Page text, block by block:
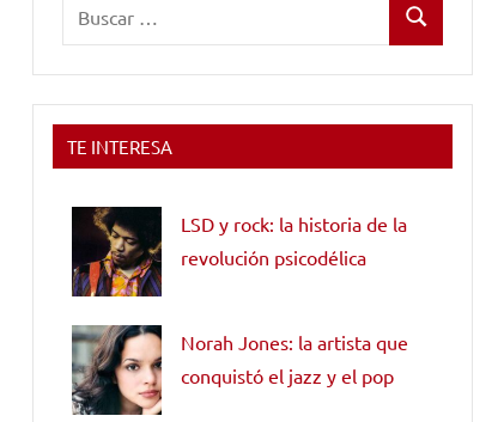
Buscar
TE INTERESA
LSD y rock: la historia de la
revolución psicodélica
Norah Jones: la artista que
conquistó el jazz y el pop